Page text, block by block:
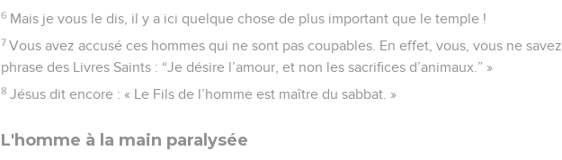
6 Mais je vous le dis, il y a ici quelque chose de plus important que le temple !
7 Vous avez accusé ces hommes qui ne sont pas coupables. En effet, vous, vous ne
phrase des Livres Saints : “Je désire l’amour, et non les sacrifices d’animaux.” »
8 Jésus dit encore : « Le Fils de l’homme est maître du sabbat. »
L'homme à la main paralysée